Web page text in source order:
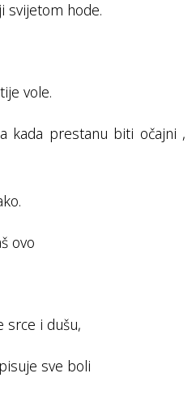
svijetom hode.
vole.
kada prestanu biti očajni ,
ovo
srce i dušu,
sve boli